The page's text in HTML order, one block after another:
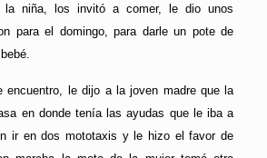
la niña, los invitó a comer, le dio unos
para el domingo, para darle un pote de
encuentro, le dijo a la joven madre que la
en donde tenía las ayudas que le iba a
ir en dos mototaxis y le hizo el favor de